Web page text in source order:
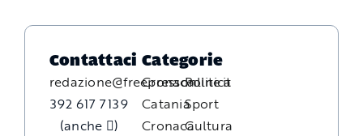
Contattaci
redazione@freepressonline.it
392 617 7139
(anche
)
Categorie
Cronaca
Catania
Cronaca
Politica
Sport
Cultura